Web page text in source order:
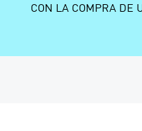
CON LA COMPRA DE